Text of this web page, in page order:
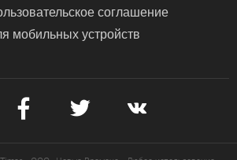
соглашение
мобильных устройств